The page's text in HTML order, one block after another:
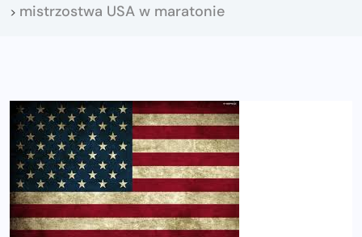
> mistrzostwa USA w maratonie